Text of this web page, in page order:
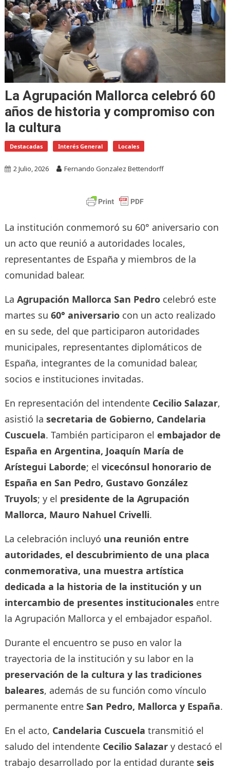
La Agrupación Mallorca celebró 60
años de historia y compromiso con
la cultura
Destacadas Interés General Locales
2 Julio, 2026 Fernando Gonzalez Bettendorff
La institución conmemoró su 60° aniversario con
un acto que reunió a autoridades locales,
representantes de España y miembros de la
comunidad balear.
La Agrupación Mallorca San Pedrocelebró este
martes su 60° aniversariocon un acto realizado
en su sede, del que participaron autoridades
municipales, representantes diplomáticos de
España, integrantes de la comunidad balear,
socios e instituciones invitadas.
En representación del intendente Cecilio Salazar,
asistió la secretaria de Gobierno, Candelaria
Cuscuela. También participaron el embajador de
España en Argentina, Joaquín María de
Arístegui Laborde; el vicecónsul honorario de
España en San Pedro, Gustavo González
Truyols; y el presidente de la Agrupación
Mallorca, Mauro Nahuel Crivelli.
La celebración incluyó una reunión entre
autoridades, el descubrimiento de una placa
conmemorativa, una muestra artística
dedicada a la historia de la institución y un
intercambio de presentes institucionalesentre
la Agrupación Mallorca y el embajador español.
Durante el encuentro se puso en valor la
trayectoria de la institución y su labor en la
preservación de la cultura y las tradiciones
baleares, además de su función como vínculo
permanente entre San Pedro, Mallorca y España.
En el acto, Candelaria Cuscuela transmitió el
saludo del intendente Cecilio Salazary destacó el
trabajo desarrollado por la entidad durante seis